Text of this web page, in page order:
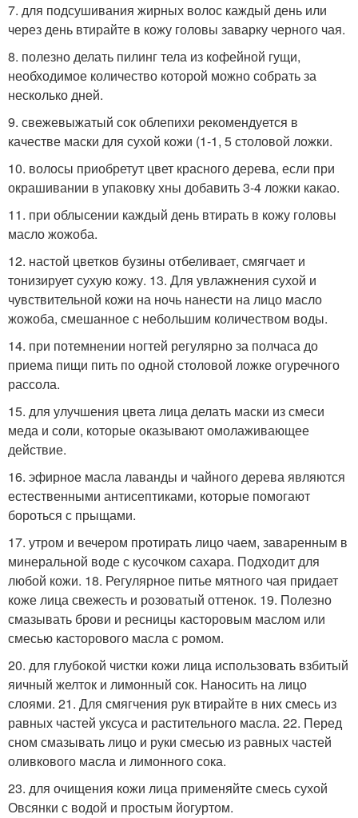
7. для подсушивания жирных волос каждый день или
через день втирайте в кожу головы заварку черного чая.
8. полезно делать пилинг тела из кофейной гущи,
необходимое количество которой можно собрать за
несколько дней.
9. свежевыжатый сок облепихи рекомендуется в
качестве маски для сухой кожи (1-1, 5 столовой ложки.
10. волосы приобретут цвет красного дерева, если при
окрашивании в упаковку хны добавить 3-4 ложки какао.
11. при облысении каждый день втирать в кожу головы
масло жожоба.
12. настой цветков бузины отбеливает, смягчает и
тонизирует сухую кожу. 13. Для увлажнения сухой и
чувствительной кожи на ночь нанести на лицо масло
жожоба, смешанное с небольшим количеством воды.
14. при потемнении ногтей регулярно за полчаса до
приема пищи пить по одной столовой ложке огуречного
рассола.
15. для улучшения цвета лица делать маски из смеси
меда и соли, которые оказывают омолаживающее
действие.
16. эфирное масла лаванды и чайного дерева являются
естественными антисептиками, которые помогают
бороться с прыщами.
17. утром и вечером протирать лицо чаем, заваренным в
минеральной воде с кусочком сахара. Подходит для
любой кожи. 18. Регулярное питье мятного чая придает
коже лица свежесть и розоватый оттенок. 19. Полезно
смазывать брови и ресницы касторовым маслом или
смесью касторового масла с ромом.
20. для глубокой чистки кожи лица использовать взбитый
яичный желток и лимонный сок. Наносить на лицо
слоями. 21. Для смягчения рук втирайте в них смесь из
равных частей уксуса и растительного масла. 22. Перед
сном смазывать лицо и руки смесью из равных частей
оливкового масла и лимонного сока.
23. для очищения кожи лица применяйте смесь сухой
Овсянки с водой и простым йогуртом.